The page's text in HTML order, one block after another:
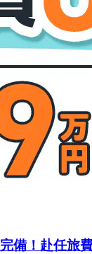
備！赴任